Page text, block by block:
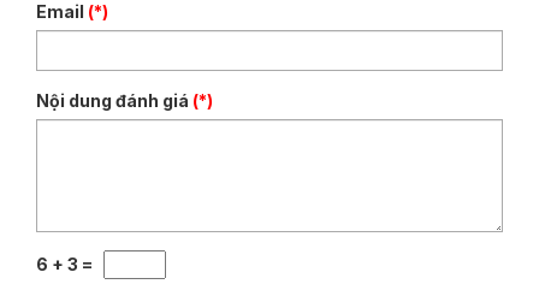
Email (*)
Nội dung đánh giá (*)
6 + 3 =